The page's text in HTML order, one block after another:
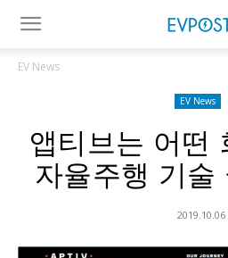
EV News
EV News
앱티브는 어떤
자율주행 기술
2019.10.06